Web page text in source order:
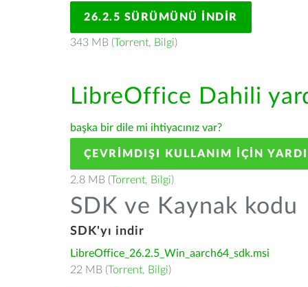
26.2.5 SÜRÜMÜNÜ İNDIR
343 MB (Torrent, Bilgi)
LibreOffice Dahili
başka bir dile mi ihtiyacınız var?
ÇEVRIMDIŞI KULLANIM IÇIN
2.8 MB (Torrent, Bilgi)
SDK ve Kaynak kodu
SDK'yı indir
LibreOffice_26.2.5_Win_aarch64_sdk.msi
22 MB (Torrent, Bilgi)